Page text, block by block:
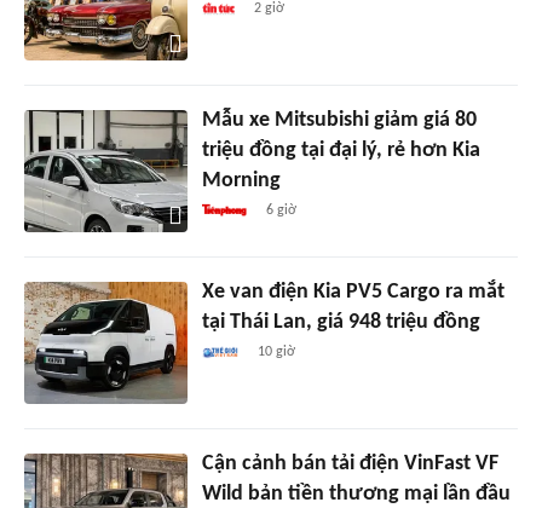
2 giờ
Mẫu xe Mitsubishi giảm giá 80
triệu đồng tại đại lý, rẻ hơn Kia
Morning
6 giờ
Xe van điện Kia PV5 Cargo ra mắt
tại Thái Lan, giá 948 triệu đồng
10 giờ
Cận cảnh bán tải điện VinFast VF
Wild bản tiền thương mại lần đầu